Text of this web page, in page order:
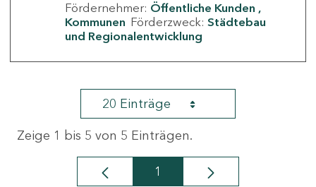
Fördernehmer: Öffentliche Kunden
Kommunen Förderzweck: Städtebau
und Regionalentwicklung
20 Einträge
Zeige 1 bis 5 von 5 Einträgen.
Seite
1